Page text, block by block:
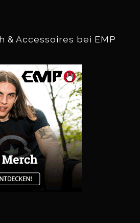
& Accessoires bei EMP